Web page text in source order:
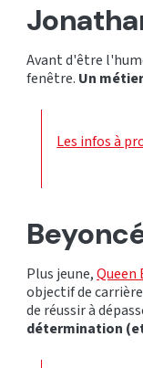
Avant d'être
fenêtre. Un
Les infos à
Plus jeune,Queen
objectif de
de réussir à
détermination